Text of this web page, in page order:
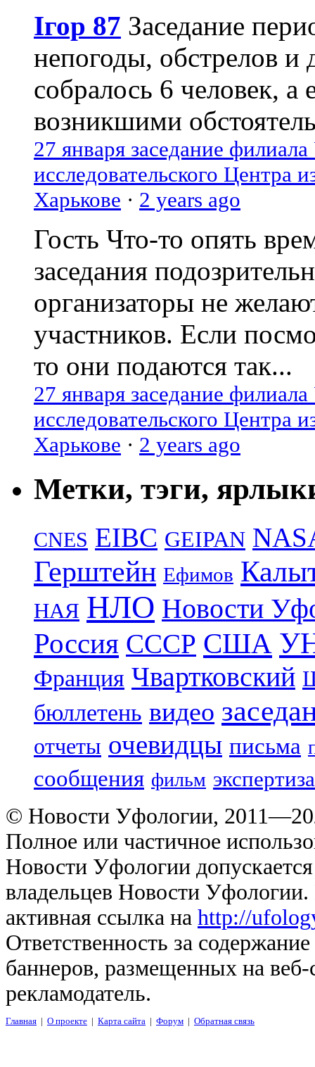
Ігор 87 Заседание
непогоды, обстрелов и
собралось 6 человек, а
возникшими
27 января заседание
исследовательского Центра
Харькове · 2 years ago
Гость Что-то опять
заседания
организаторы не
участников. Если
то они подаются так...
27 января заседание
исследовательского Центра
Харькове · 2 years ago
Метки, тэги,
CNES EIBC GEIPAN
Герштейн Ефимов
НАЯ НЛО Новости
Россия СССР США
Франция Чвартковский
бюллетень видео
отчеты очевидцы письма
сообщения фильм экспертиза
© Новости Уфологии,
Полное или частичное
Новости Уфологии
владельцев Новости
активная ссылка на http://
Ответственность за
баннеров, размещенных на
рекламодатель.
Главная | О проекте | Карта сайта | Форум | Обратная связь